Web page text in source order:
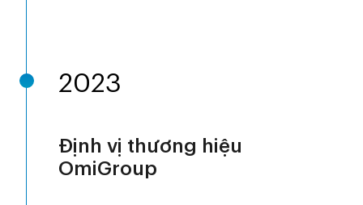
2023
Định vị thương hiệu
OmiGroup